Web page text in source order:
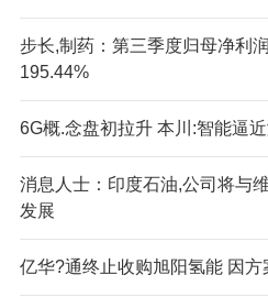
步长,制药：第三季度归母净利
195.44%
6G概.念盘初拉升 本川:智能逼
消息人士：印度石油,公司将与
发展
亿华?通终止收购旭阳氢能 因方